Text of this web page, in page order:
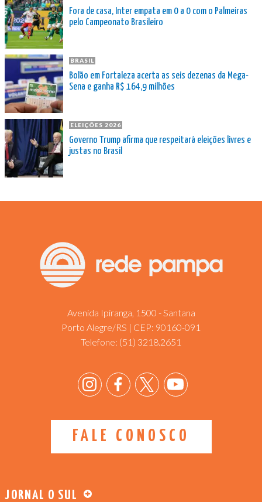
Fora de casa, Inter empata em 0 a 0 com o Palmeiras
pelo Campeonato Brasileiro
BRASIL
Bolão em Fortaleza acerta as seis dezenas da Mega-
Sena e ganha R$ 164,9 milhões
ELEIÇÕES 2026
Governo Trump afirma que respeitará eleições livres e
justas no Brasil
Avenida Ipiranga, 1500 - Santana
Porto Alegre/RS | CEP: 90160-091
Telefone: (51) 3218.2651
FALE CONOSCO
JORNAL O SUL